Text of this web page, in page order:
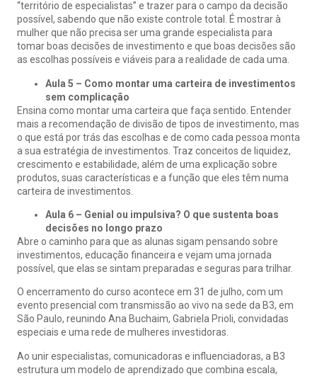
“território de especialistas” e trazer para o campo da decisão
possível, sabendo que não existe controle total. É mostrar à
mulher que não precisa ser uma grande especialista para
tomar boas decisões de investimento e que boas decisões são
as escolhas possíveis e viáveis para a realidade de cada uma.
Aula 5 – Como montar uma carteira de investimentos
sem complicação
Ensina como montar uma carteira que faça sentido. Entender
mais a recomendação de divisão de tipos de investimento, mas
o que está por trás das escolhas e de como cada pessoa monta
a sua estratégia de investimentos. Traz conceitos de liquidez,
crescimento e estabilidade, além de uma explicação sobre
produtos, suas características e a função que eles têm numa
carteira de investimentos.
Aula 6 – Genial ou impulsiva? O que sustenta boas
decisões no longo prazo
Abre o caminho para que as alunas sigam pensando sobre
investimentos, educação financeira e vejam uma jornada
possível, que elas se sintam preparadas e seguras para trilhar.
O encerramento do curso acontece em 31 de julho, com um
evento presencial com transmissão ao vivo na sede da B3, em
São Paulo, reunindo Ana Buchaim, Gabriela Prioli, convidadas
especiais e uma rede de mulheres investidoras.
Ao unir especialistas, comunicadoras e influenciadoras, a B3
estrutura um modelo de aprendizado que combina escala,